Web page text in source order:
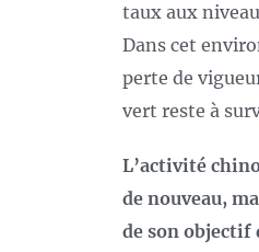
taux aux
Dans cet
perte de
vert reste à
L’activité
de nouveau,
de son objectif